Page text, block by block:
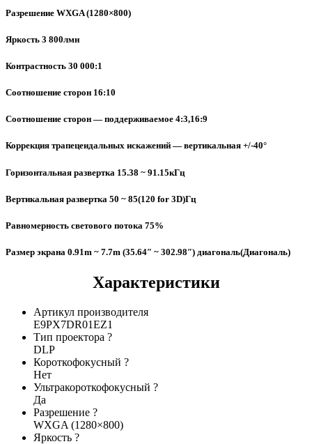
Разрешение WXGA (1280×800)
Яркость 3 800лмн
Контрастность 30 000:1
Соотношение сторон 16:10
Соотношение сторон — поддерживаемое 4:3,16:9
Коррекция трапецеидальных искажений — вертикальная +/-40°
Горизонтальная развертка 15.38 ~ 91.15кГц
Вертикальная развертка 50 ~ 85(120 for 3D)Гц
Равномерность светового потока 75%
Размер экрана 0.91m ~ 7.7m (35.64″ ~ 302.98″) диагональ(Диагональ)
Характеристики
Артикул производителя
E9PX7DR01EZ1
Тип проектора ?
DLP
Короткофокусный ?
Нет
Ультракороткофокусный ?
Да
Разрешение ?
WXGA (1280×800)
Яркость ?